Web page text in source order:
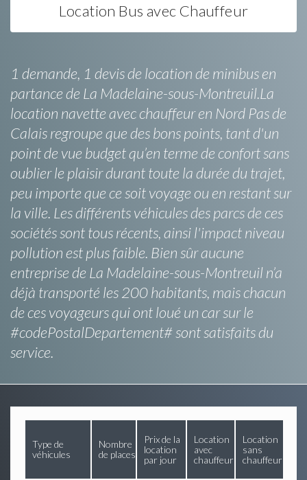
Location Bus avec Chauffeur
1 demande, 1 devis de location de minibus en
partance de La Madelaine-sous-Montreuil.La
location navette avec chauffeur en Nord Pas de
Calais regroupe que des bons points, tant d'un
point de vue budget qu’en terme de confort sans
oublier le plaisir durant toute la durée du trajet,
peu importe que ce soit voyage ou en restant sur
la ville. Les différents véhicules des parcs de ces
sociétés sont tous récents, ainsi l'impact niveau
pollution est plus faible. Bien sûr aucune
entreprise de La Madelaine-sous-Montreuil n’a
déjà transporté les 200 habitants, mais chacun
de ces voyageurs qui ont loué un car sur le
#codePostalDepartement# sont satisfaits du
service.
Type de
véhicules
Nombre
de places
Prix de la
location
par jour
Location
avec
chauffeur
Location
sans
chauffeur